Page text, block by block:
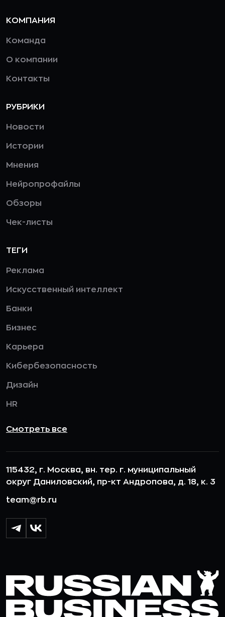
КОМПАНИЯ
Команда
О компании
Контакты
РУБРИКИ
Новости
Истории
Мнения
Нейропрофайлы
Обзоры
Чек-листы
ТЕГИ
Реклама
Искусственный интеллект
Банки
Бизнес
Карьера
Кибербезопасность
Дизайн
HR
Смотреть все
115432, г. Москва, вн. тер. г. муниципальный
округ Даниловский, пр-кт Андропова, д. 18, к. 3
team@rb.ru